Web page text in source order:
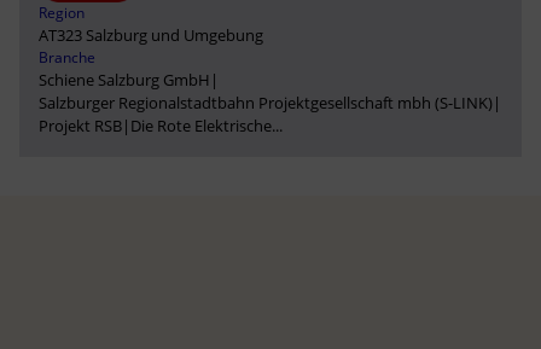
Region
AT323 Salzburg und Umgebung
Branche
Schiene Salzburg GmbH |
Salzburger Regionalstadtbahn Projektgesellschaft mbh (S-LINK) |
Projekt RSB| Die Rote Elektrische...